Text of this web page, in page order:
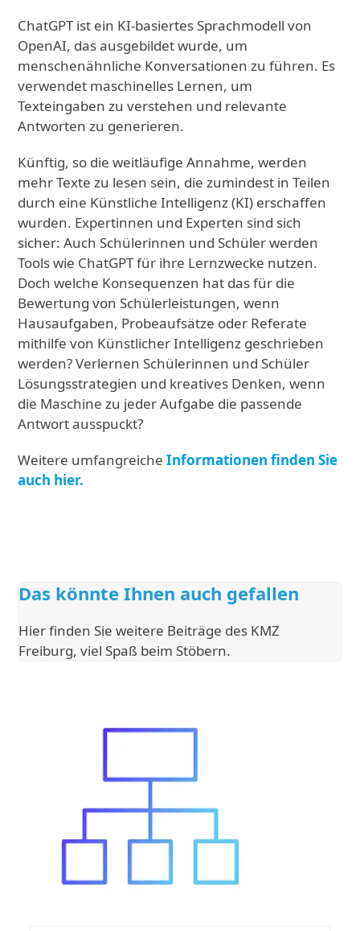
ChatGPT ist ein KI-basiertes Sprachmodell von
OpenAI, das ausgebildet wurde, um
menschenähnliche Konversationen zu führen. Es
verwendet maschinelles Lernen, um
Texteingaben zu verstehen und relevante
Antworten zu generieren.
Künftig, so die weitläufige Annahme, werden
mehr Texte zu lesen sein, die zumindest in Teilen
durch eine Künstliche Intelligenz (KI) erschaffen
wurden. Expertinnen und Experten sind sich
sicher: Auch Schülerinnen und Schüler werden
Tools wie ChatGPT für ihre Lernzwecke nutzen.
Doch welche Konsequenzen hat das für die
Bewertung von Schülerleistungen, wenn
Hausaufgaben, Probeaufsätze oder Referate
mithilfe von Künstlicher Intelligenz geschrieben
werden? Verlernen Schülerinnen und Schüler
Lösungsstrategien und kreatives Denken, wenn
die Maschine zu jeder Aufgabe die passende
Antwort ausspuckt?
Weitere umfangreicheInformationen finden Sie
auch hier.
Das könnte Ihnen auch gefallen
Hier finden Sie weitere Beiträge des KMZ
Freiburg, viel Spaß beim Stöbern.